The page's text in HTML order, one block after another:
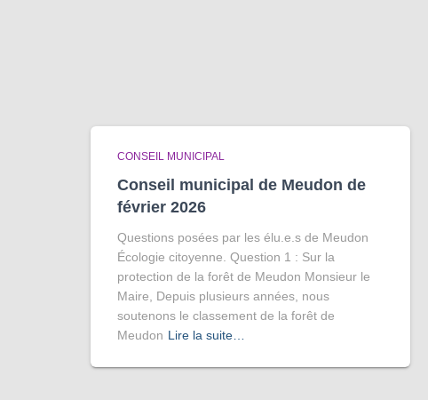
CONSEIL MUNICIPAL
Conseil municipal de Meudon de
février 2026
Questions posées par les élu.e.s de Meudon
Écologie citoyenne. Question 1 : Sur la
protection de la forêt de Meudon Monsieur le
Maire, Depuis plusieurs années, nous
soutenons le classement de la forêt de
Meudon Lire la suite…